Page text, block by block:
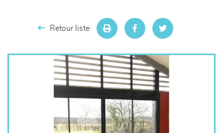
meubles de complément
Retour liste